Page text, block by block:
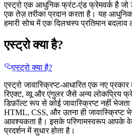
एस्ट्रो एक आधुनिक फ्रंट-एंड फ्रेमवर्क है जो
एक तेज़ तरीका प्रदान करता है। यह
हमारी सोच में एक दिलचस्प प्रतिमान बदलाव
एस्ट्रो क्या है?
एस्ट्रो क्या है?
एस्ट्रो जावास्क्रिप्ट-आधारित एक नए
रिएक्ट, व्यू और एंगुलर जैसे अन्य लोकप्रिय
डिफ़ॉल्ट रूप से कोई जावास्क्रिप्ट नहीं
HTML, CSS, और उतना ही जावास्क्रिप्ट
आवश्यकता है। इसके परिणामस्वरूप आपके
प्रदर्शन में सुधार होता है।